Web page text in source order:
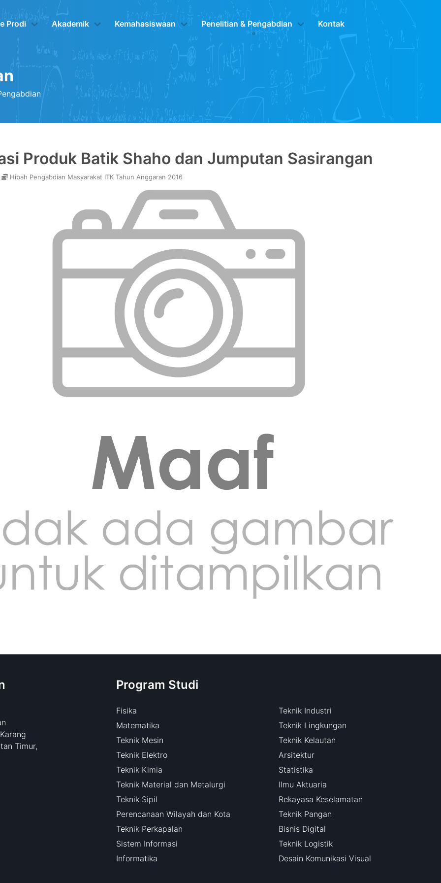
Prodi Akademik Kemahasiswaan Penelitian & Pengabdian Kontak
Produk Batik Shaho dan Jumputan Sasirangan
Hibah Pengabdian Masyarakat ITK Tahun Anggaran 2016
Timur,
Program Studi
Fisika
Matematika
Teknik Mesin
Teknik Elektro
Teknik Kimia
Teknik Material dan Metalurgi
Teknik Sipil
Perencanaan Wilayah dan Kota
Teknik Perkapalan
Sistem Informasi
Informatika
Teknik Industri
Teknik Lingkungan
Teknik Kelautan
Arsitektur
Statistika
Ilmu Aktuaria
Rekayasa Keselamatan
Teknik Pangan
Bisnis Digital
Teknik Logistik
Desain Komunikasi Visual